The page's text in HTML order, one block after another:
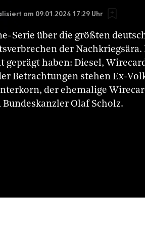
am 09.01.2024 17:29 Uhr
Serie über die größten
der Nachkriegsära.
geprägt haben: Diesel,
Betrachtungen stehen Ex-
der ehemalige
Bundeskanzler Olaf Scholz.